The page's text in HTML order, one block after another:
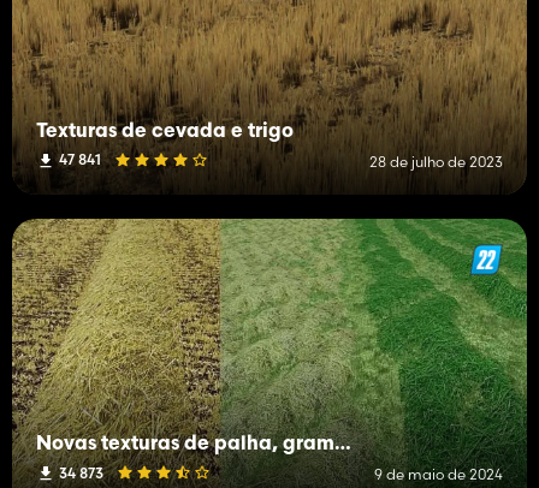
Texturas de cevada e trigo
47 841 28 de julho de 2023
Novas texturas de palha, grama e feno
34 873 9 de maio de 2024